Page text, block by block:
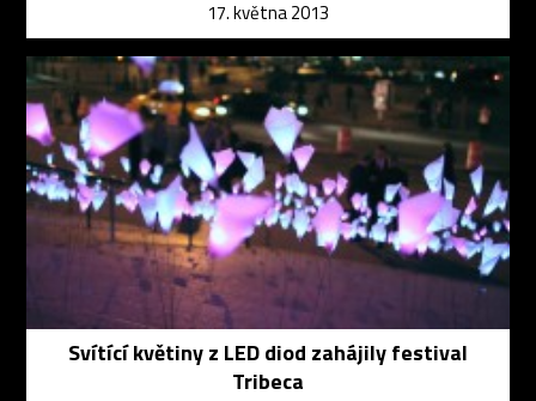
17. května 2013
Svítící květiny z LED diod zahájily festival
Tribeca